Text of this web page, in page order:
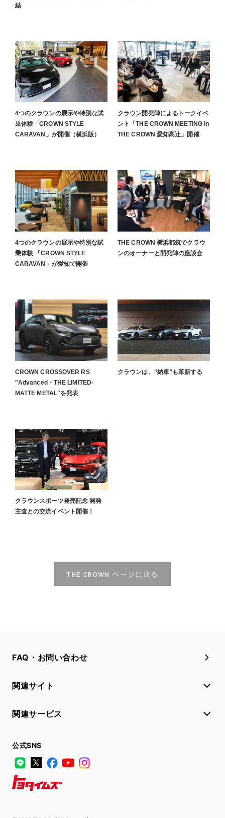
結
4つのクラウンの展示や特別な試
乗体験「CROWN STYLE
CARAVAN」が開催（横浜版）
クラウン開発陣によるトークイベ
ント「THE CROWN MEETING in
THE CROWN 愛知高辻」開催
4つのクラウンの展示や特別な試
乗体験 「CROWN STYLE
CARAVAN」が愛知で開催
THE CROWN 横浜都筑でクラウ
ンのオーナーと開発陣の座談会
CROWN CROSSOVER RS
"Advanced・THE LIMITED-
MATTE METAL"を発表
クラウンは、“納車”も革新する
クラウンスポーツ発売記念 開発
主査との交流イベント開催！
THE CROWN ページに戻る
FAQ・お問い合わせ
関連サイト
関連サービス
公式SNS
LINE X Facebook
YouTube